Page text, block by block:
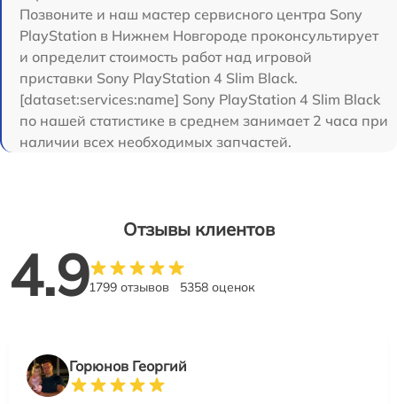
Позвоните и наш мастер сервисного центра Sony
PlayStation в Нижнем Новгороде проконсультирует
и определит стоимость работ над игровой
приставки Sony PlayStation 4 Slim Black.
[dataset:services:name] Sony PlayStation 4 Slim Black
по нашей статистике в среднем занимает 2 часа при
наличии всех необходимых запчастей.
Отзывы клиентов
4.91799 отзывов 5358 оценок
Горюнов Георгий